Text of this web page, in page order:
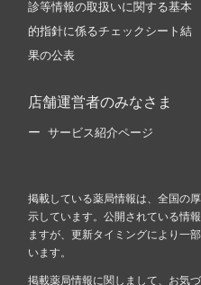
診等情報の取扱いに関する基本
的指針に係るチェックシート結
果の公表
店舗運営者のみなさま
サービス紹介ページ
掲載している薬局情報は、全国の
示しています。公開されている情
ますが、更新タイミングにより一
います。
掲載薬局情報に関しまして、お気